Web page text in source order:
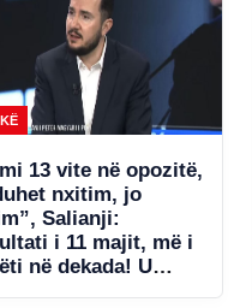
13 vite në opozitë,
nxitim, jo
Salianji:
i 11 majit, më i
në dekada! U